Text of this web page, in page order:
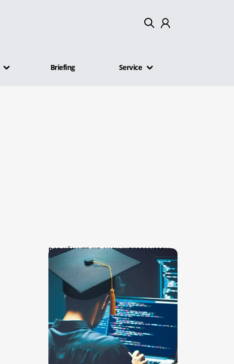
Briefing Service
DAS KÖNNTE SIE AUCH INTERESSIEREN: